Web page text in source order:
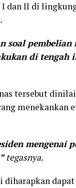
dan II di
soal
di tengah
tersebut
menekankan
mengenai
tegasnya.
diharapkan